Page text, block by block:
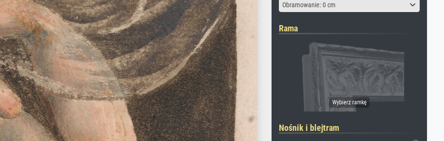
Obramowanie: 0 cm
Rama
Nośnik i blejtram